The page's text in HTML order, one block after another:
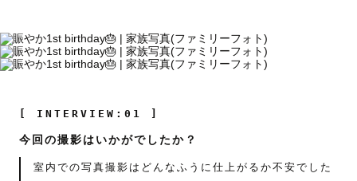
[ INTERVIEW:01 ]
今回の撮影はいかがでしたか？
室内での写真撮影はどんなふうに仕上がるか不安でした